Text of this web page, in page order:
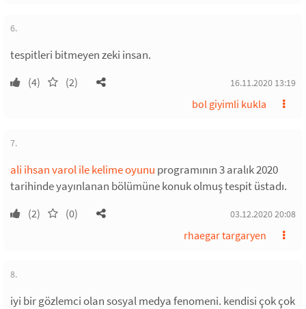
6.
tespitleri bitmeyen zeki insan.
(4) (2) 16.11.2020 13:19
bol giyimli kukla
7.
ali ihsan varol ile kelime oyunu programının 3 aralık 2020
tarihinde yayınlanan bölümüne konuk olmuş tespit üstadı.
(2) (0) 03.12.2020 20:08
rhaegar targaryen
8.
iyi bir gözlemci olan sosyal medya fenomeni. kendisi çok çok